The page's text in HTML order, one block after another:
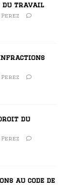
du travail
infractions
du
au code de